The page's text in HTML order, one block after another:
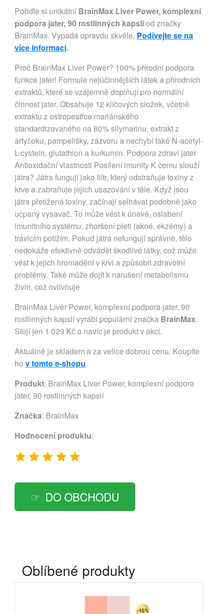
Pořiďte si unikátníBrainMax Liver Power, komplexní
podpora jater, 90 rostlinných kapslíod značky
BrainMax. Vypadá opravdu skvěle. Podívejte se na
více informací.
Proč BrainMax Liver Power? 100% přírodní podpora
funkce jater! Formule nejúčinnějších látek a přírodních
extraktů, které se vzájemně doplňují pro normální
činnost jater. Obsahuje 12 klíčových složek, včetně
extraktu z ostropestřce mariánského
standardizovaného na 80% silymarinu, extrakt z
artyčoku, pampelišky, zázvoru a nechybí také N-acetyl-
L-cystein, glutathion a kurkumin. Podpora zdraví jater
Antioxidační vlastnosti Posílení imunity K čemu slouží
játra? Játra fungují jako filtr, který odstraňuje toxiny z
krve a zabraňuje jejich usazování v těle. Když jsou
játra přetížená toxiny, začínají selhávat podobně jako
ucpaný vysavač. To může vést k únavě, oslabení
imunitního systému, zhoršení pleti (akné, ekzémy) a
trávicím potížím. Pokud játra nefungují správně, tělo
nedokáže efektivně odvádět škodlivé látky, což může
vést k jejich hromadění v krvi a způsobit zdravotní
problémy. Také může dojít k narušení metabolismu
živin, což ovlivňuje
BrainMax Liver Power, komplexní podpora jater, 90
rostlinných kapslí vyrábí populární značka BrainMax.
Stojí jen 1 029 Kč a navíc je produkt v akci.
Aktuálně je skladem a za velice dobrou cenu. Koupíte
ho v tomto e-shopu.
Produkt: BrainMax Liver Power, komplexní podpora
jater, 90 rostlinných kapslí
Značka: BrainMax
Hodnocení produktu:
DO OBCHODU
Oblíbené produkty